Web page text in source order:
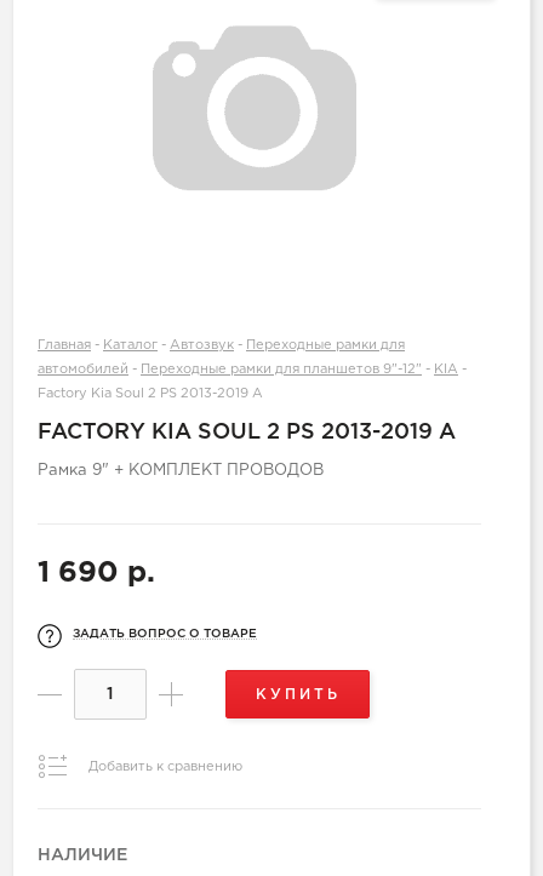
Главная - Каталог - Автозвук -
Переходные рамки для
автомобилей - Переходные рамки для планшетов 9"-12" - KIA -
Factory Kia Soul 2 PS 2013-2019 A
FACTORY KIA SOUL 2 PS 2013-2019 A
Рамка 9" + КОМПЛЕКТ ПРОВОДОВ
1 690 р.
ЗАДАТЬ ВОПРОС О ТОВАРЕ
КУПИТЬ
Добавить к сравнению
НАЛИЧИЕ